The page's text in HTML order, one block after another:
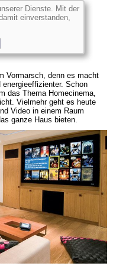
Vormarsch, denn es macht
Schon
das Thema Homecinema,
Vielmehr geht es heute
Video in einem Raum
ganze Haus bieten.
Dienste. Mit der
einverstanden,